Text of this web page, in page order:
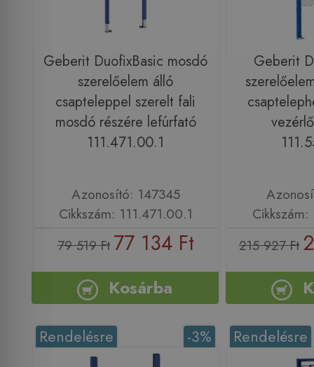
Geberit DuofixBasic mosdó
szerelőelem álló
csapteleppel szerelt fali
mosdó részére lefúrfató
111.471.00.1
Azonosító: 147345
Cikkszám: 111.471.00.1
79 519 Ft 77 134 Ft
Kosárba
Geberit
215 927 Ft
-3%
Rendelésre Rendelésre